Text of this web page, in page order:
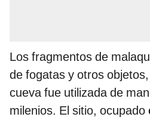
Los fragmentos de
de fogatas y otros
cueva fue utilizada de
milenios. El sitio, ocupado